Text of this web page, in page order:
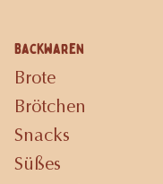
Backwaren
Brote
Brötchen
Snacks
Süßes